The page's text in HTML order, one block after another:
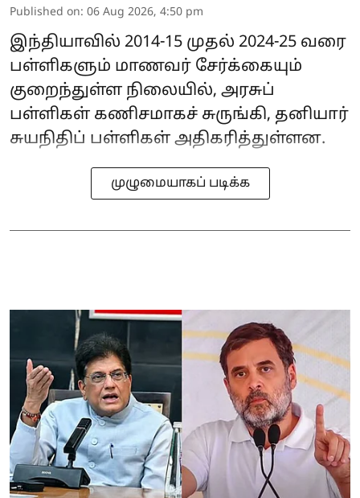
Published on: 06 Aug 2026, 4:50 pm
இந்தியாவில் 2014-15 முதல் 2024-25 வரை
பள்ளிகளும் மாணவர் சேர்க்கையும்
குறைந்துள்ள நிலையில், அரசுப்
பள்ளிகள் கணிசமாகச் சுருங்கி, தனியார்
சுயநிதிப் பள்ளிகள் அதிகரித்துள்ளன.
முழுமையாகப் படிக்க